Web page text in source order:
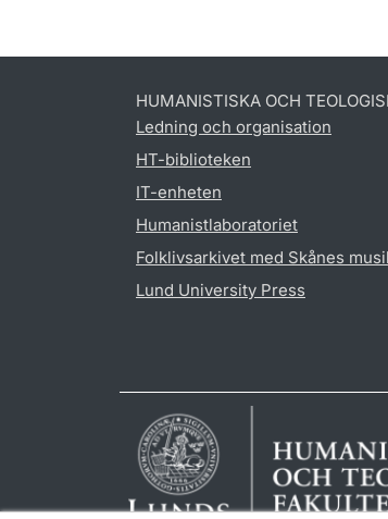
HUMANISTISKA OCH
Ledning och organisation
HT-biblioteken
IT-enheten
Humanistlaboratoriet
Folklivsarkivet med Skånes
Lund University Press